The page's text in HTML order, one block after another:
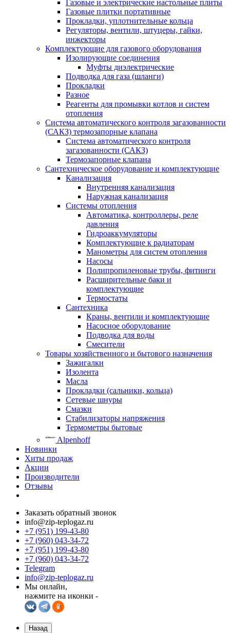
Газовые и электрические настольные плиты
Газовые плитки портативные
Прокладки, уплотнительные кольца
Регуляторы, вентили, штуцеры, гайки,
инжекторы
Комплектующие для газового оборудования
Изолирующие соединения
Муфты диэлектрические
Подводка для газа (шланги)
Прокладки
Разное
Реагенты для промывки котлов и систем
отопления
Система автоматического контроля загазованности
(САКЗ) термозапорные клапана
Система автоматического контроля
загазованности (САКЗ)
Термозапорные клапана
Сантехническое оборудование и комплектующие
Канализация
Внутренняя канализация
Наружная канализация
Системы отопления
Автоматика, контроллеры, реле
давления
Гидроаккумуляторы
Комплектующие к радиаторам
Манометры для систем отопления
Насосы
Полипропиленовые трубы, фитинги
Расширительные баки и
комплектующие
Термостаты
Сантехника
Краны, вентили и комплектующие
Насосное оборудование
Подводка для воды
Смесители
Товары хозяйственного и бытового назначения
Зажигалки
Изолента
Масла
Прокладки (сальники, кольца)
Сетевые шнуры
Смазки
Стабилизаторы напряжения
Термометры бытовые
Alpenhoff
Новинки
Хиты продаж
Акции
Производители
Отзывы
Заказать обратный звонок
info@zip-teplogaz.ru
+7 (951) 199-43-80
+7 (960) 043-34-72
+7 (951) 199-43-80
+7 (960) 043-34-72
Telegram
info@zip-teplogaz.ru
Мы онлайн,
нажмите на иконки -
Назад